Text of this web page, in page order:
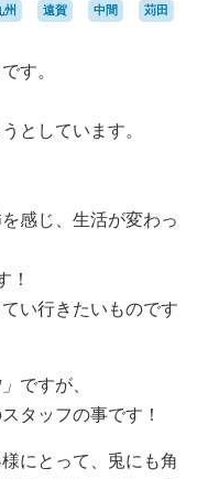
州 遠賀 中間
苅田
す。
としています。
感じ、生活が変わっ
！
い行きたいものです
ですが、
タッフの事です！
にとって、兎にも角